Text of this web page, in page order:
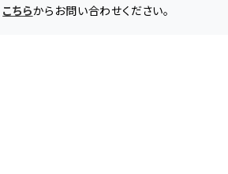
こちらからお問い合わせください。